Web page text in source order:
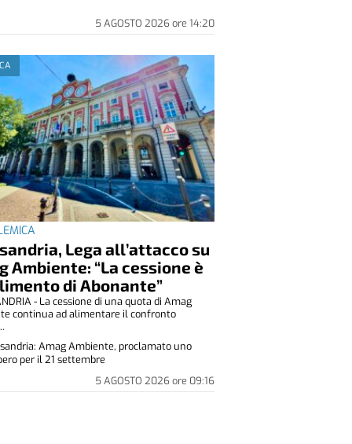
5 AGOSTO 2026ore 14:20
Lega all’attacco su
Ambiente: “La cessione è
di Abonante”
5 AGOSTO 2026ore 09:16
- La cessione di una quota di Amag
continua ad alimentare il confronto
Amag Ambiente, proclamato uno
per il 21 settembre